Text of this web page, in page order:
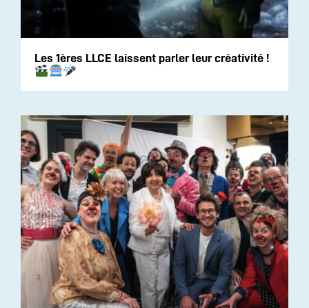
Les 1ères LLCE laissent parler leur créativité !